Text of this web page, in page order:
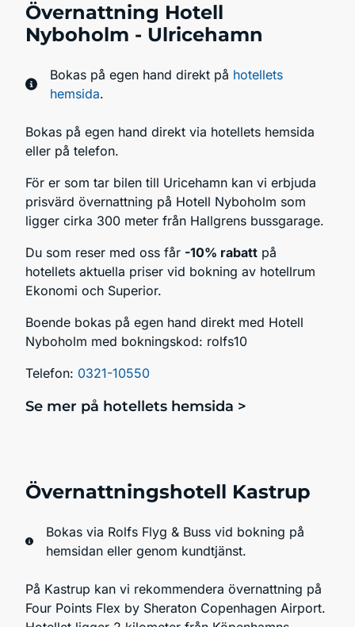
Övernattning Hotell
Nyboholm - Ulricehamn
Bokas på egen hand direkt på hotellets
hemsida.
Bokas på egen hand direkt via hotellets hemsida
eller på telefon.
För er som tar bilen till Uricehamn kan vi erbjuda
prisvärd övernattning på Hotell Nyboholm som
ligger cirka 300 meter från Hallgrens bussgarage.
Du som reser med oss får -10% rabatt på
hotellets aktuella priser vid bokning av hotellrum
Ekonomi och Superior.
Boende bokas på egen hand direkt med Hotell
Nyboholm med bokningskod: rolfs10
Telefon: 0321-10550
Se mer på hotellets hemsida >
Övernattningshotell Kastrup
Bokas via Rolfs Flyg & Buss vid bokning på
hemsidan eller genom kundtjänst.
På Kastrup kan vi rekommendera övernattning på
Four Points Flex by Sheraton Copenhagen Airport.